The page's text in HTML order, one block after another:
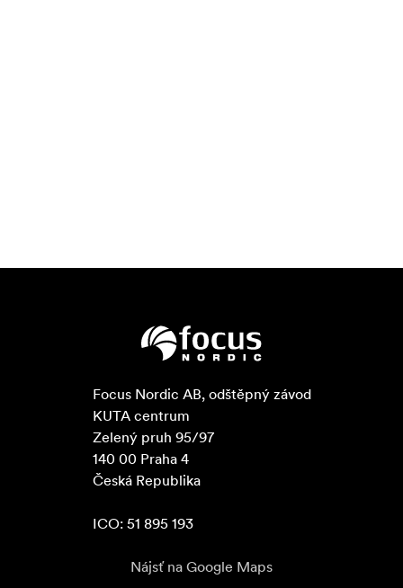
Focus Nordic AB, odštěpný závod
KUTA centrum
Zelený pruh 95/97
140 00 Praha 4
Česká Republika
ICO: 51 895 193
Nájsť na Google Maps